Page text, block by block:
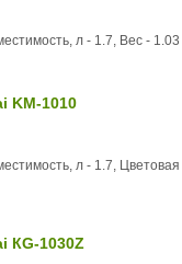
л - 1.7, Вес - 1.03
KM-1010
л - 1.7, Цветовая
КG-1030Z